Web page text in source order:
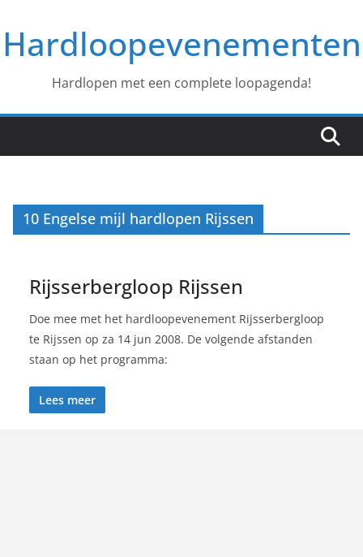
naar
deHardloopevenementen
Hardlopen met een complete loopagenda!
10 Engelse mijl hardlopen Rijssen
Rijsserbergloop Rijssen
Doe mee met het hardloopevenement Rijsserbergloop
te Rijssen op za 14 jun 2008. De volgende afstanden
staan op het programma:
Lees meer